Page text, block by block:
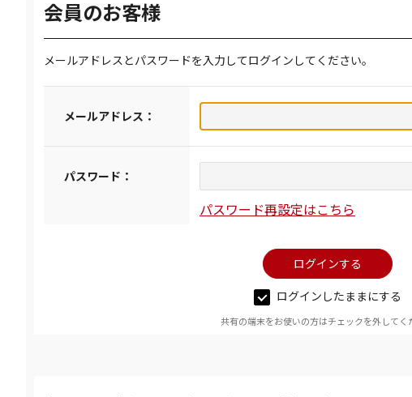
会員のお客様
メールアドレスとパスワードを入力してログインしてください。
メールアドレス：
パスワード：
パスワード再設定はこちら
ログインしたままにする
共有の端末をお使いの方はチェックを外してく